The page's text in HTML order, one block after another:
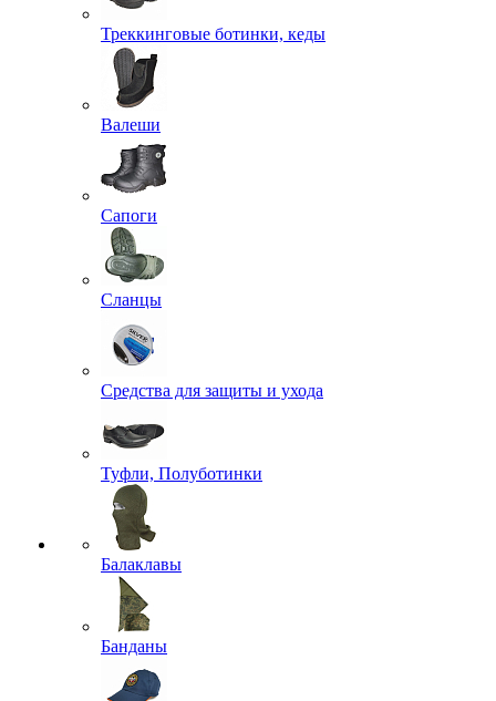
Треккинговые ботинки, кеды
Валеши
Сапоги
Сланцы
Средства для защиты и ухода
Туфли, Полуботинки
Балаклавы
Банданы